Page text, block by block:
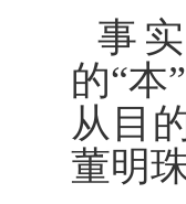
事
的“本
从目
董明